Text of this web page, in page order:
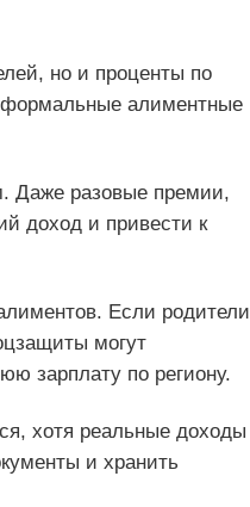
но и проценты по
формальные алиментные
Даже разовые премии,
доход и привести к
Если родители
могут
зарплату по региону.
хотя реальные доходы
и хранить